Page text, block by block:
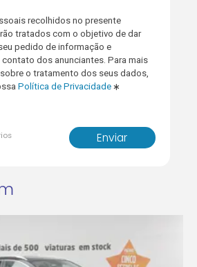
recolhidos no presente
tratados com o objetivo de dar
pedido de informação e
dos anunciantes. Para mais
o tratamento dos seus dados,
Política de Privacidade
Enviar